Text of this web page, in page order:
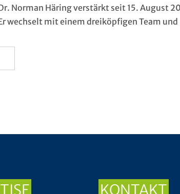
Norman Häring verstärkt seit 15. August
wechselt mit einem dreiköpfigen Team und
KONTAKT